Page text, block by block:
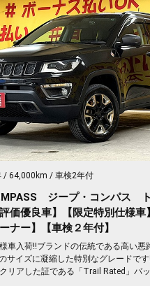
64,000km 車検2年付
ジープ・コンパス
価優良車】【限定特別仕様車
ナー】【車検２年付】
車入荷‼️ブランドの伝統である高い悪
サイズに凝縮した特別なグレードで
リアした証である「Trail Rated」バッ